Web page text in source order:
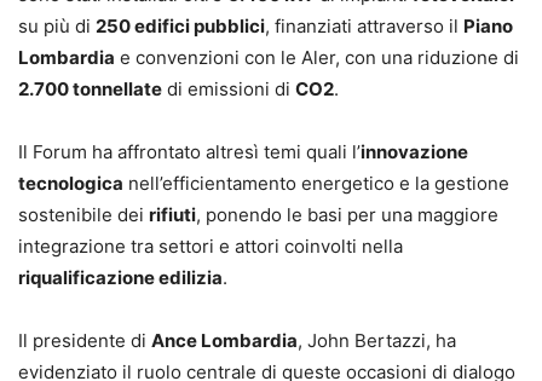
su più di 250 edifici pubblici, finanziati attraverso il Piano
Lombardia e convenzioni con le Aler, con una riduzione di
2.700 tonnellate di emissioni di CO2.
Il Forum ha affrontato altresì temi quali l’innovazione
tecnologica nell’efficientamento energetico e la gestione
sostenibile dei rifiuti, ponendo le basi per una maggiore
integrazione tra settori e attori coinvolti nella
riqualificazione edilizia.
Il presidente di Ance Lombardia, John Bertazzi, ha
evidenziato il ruolo centrale di queste occasioni di dialogo